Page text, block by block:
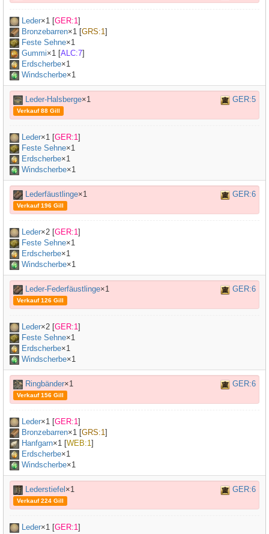
Leder×1 [GER:1]
Bronzebarren×1 [GRS:1]
Feste Sehne×1
Gummi×1 [ALC:7]
Erdscherbe×1
Windscherbe×1
Leder-Halsberge×1 GER:5
Verkauf 88 Gill
Leder×1 [GER:1]
Feste Sehne×1
Erdscherbe×1
Windscherbe×1
Lederfäustlinge×1 GER:6
Verkauf 196 Gill
Leder×2 [GER:1]
Feste Sehne×1
Erdscherbe×1
Windscherbe×1
Leder-Federfäustlinge×1 GER:6
Verkauf 126 Gill
Leder×2 [GER:1]
Feste Sehne×1
Erdscherbe×1
Windscherbe×1
Ringbänder×1 GER:6
Verkauf 156 Gill
Leder×1 [GER:1]
Bronzebarren×1 [GRS:1]
Hanfgarn×1 [WEB:1]
Erdscherbe×1
Windscherbe×1
Lederstiefel ×1 GER:6
Verkauf 224 Gill
Leder×1 [GER:1]